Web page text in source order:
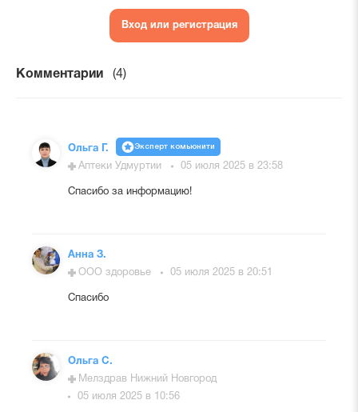
Вход или регистрация
Комментарии (4)
Ольга Г. Эксперт комьюнити
Аптеки Удмуртии 05 июля 2025 в 23:58
Спасибо за информацию!
Анна З.
ООО здоровье
05 июля 2025 в 20:51
Спасибо
Ольга С.
Мелздрав Нижний Новгород
05 июля 2025 в 10:56